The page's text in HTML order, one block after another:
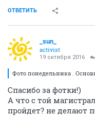
ОТВЕТИТЬ
_sun_
activist
19 октября 2016
Фото понедельника .
Спасибо за фотки!)
А что с той
пройдет? не делают